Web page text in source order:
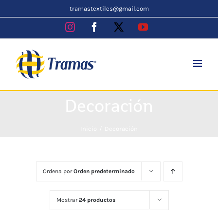
to
tramastextiles@gmail.com
InstagramFacebook YouTube
Ordena porOrden predeterminado
Mostrar24 productos